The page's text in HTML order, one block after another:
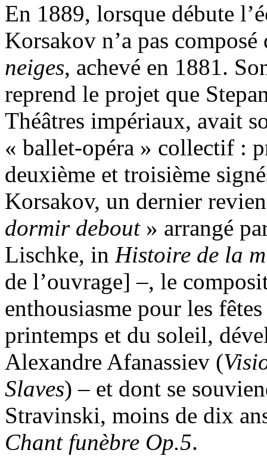
En 1889, lorsque débute
Korsakov n’a pas
neiges, achevé en 1881.
reprend le projet que
Théâtres impériaux, avait
« ballet-opéra » collectif :
deuxième et troisième
Korsakov, un dernier
dormir debout» arrangé
Lischke, in Histoire de la
de l’ouvrage] –, le
enthousiasme pour les
printemps et du soleil,
Alexandre Afanassiev (
Slaves) – et dont se
Stravinski, moins de dix
Chant funèbre Op.5.